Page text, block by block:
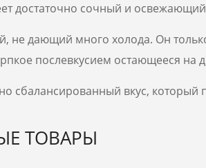
достаточно сочный и
не дающий много холода. Он
послевкусием остающееся на
сбалансированный вкус, который
ТОВАРЫ